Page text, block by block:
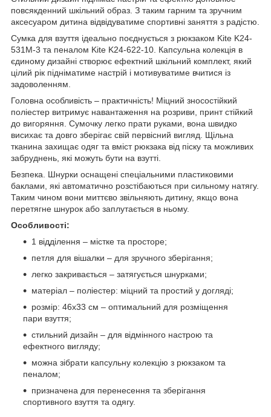
повсякденний шкільний образ. З таким гарним та зручним
аксесуаром дитина відвідуватиме спортивні заняття з радістю.
Сумка для взуття ідеально поєднується з рюкзаком Kite K24-
531M-3 та пеналом Kite K24-622-10. Капсульна колекція в
єдиному дизайні створює ефектний шкільний комплект, який
цілий рік підніматиме настрій і мотивуватиме вчитися із
задоволенням.
Головна особливість – практичність! Міцний зносостійкий
поліестер витримує навантаження на розриви, принт стійкий
до вигоряння. Сумочку легко прати руками, вона швидко
висихає та довго зберігає свій первісний вигляд. Щільна
тканина захищає одяг та вміст рюкзака від піску та можливих
забруднень, які можуть бути на взутті.
Безпека. Шнурки оснащені спеціальними пластиковими
баклами, які автоматично розстібаються при сильному натягу.
Таким чином вони миттєво звільняють дитину, якщо вона
перетягне шнурок або заплутається в ньому.
Особливості:
1 відділення – містке та просторе;
петля для вішалки – для зручного зберігання;
легко закривається – затягується шнурками;
матеріал – поліестер: міцний та простий у догляді;
розмір: 46x33 см – оптимальний для розміщення
пари взуття;
стильний дизайн – для відмінного настрою та
ефектного вигляду;
можна зібрати капсульну колекцію з рюкзаком та
пеналом;
призначена для перенесення та зберігання
спортивного взуття та одягу.